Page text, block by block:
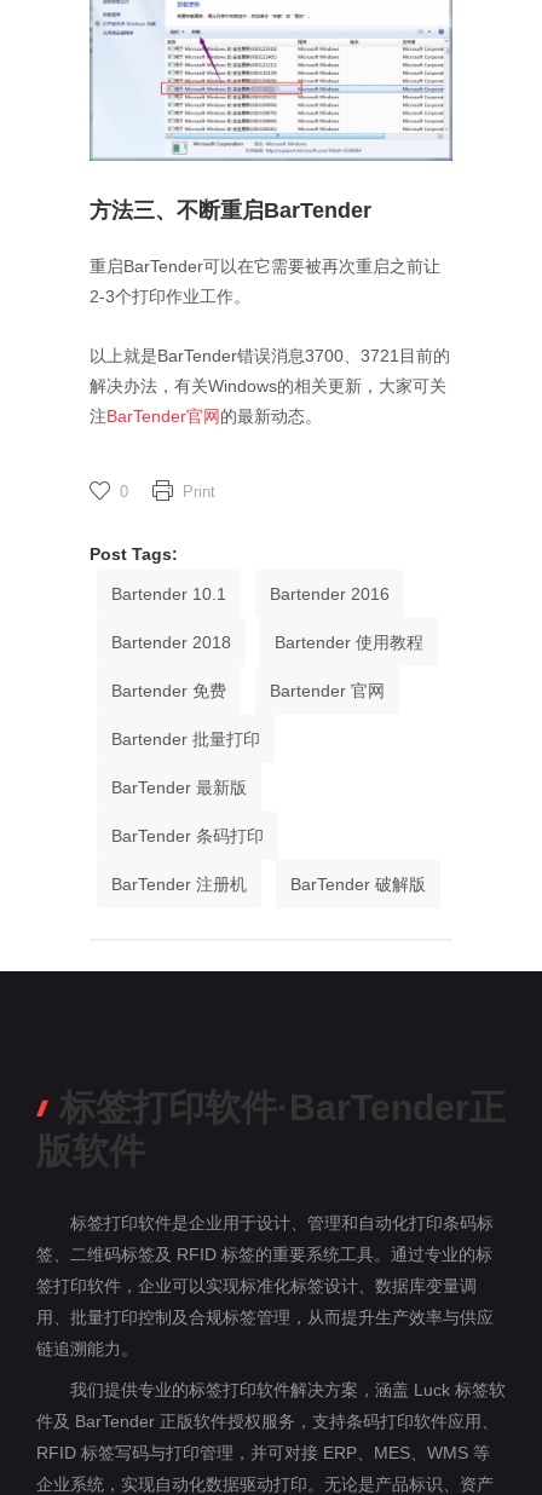
方法三、不断重启BarTender
重启BarTender可以在它需要被再次重启之前让
2-3个打印作业工作。
以上就是BarTender错误消息3700、3721目前的
解决办法，有关Windows的相关更新，大家可关
注BarTender官网的最新动态。
0 Print
Post Tags:
Bartender 10.1 Bartender 2016
Bartender 2018 Bartender 使用教程
Bartender 免费 Bartender 官网
Bartender 批量打印
BarTender 最新版
BarTender 条码打印
BarTender 注册机 BarTender 破解版
标签打印软件·BarTender正
版软件
标签打印软件是企业用于设计、管理和自动化打印条码标
签、二维码标签及 RFID 标签的重要系统工具。通过专业的标
签打印软件，企业可以实现标准化标签设计、数据库变量调
用、批量打印控制及合规标签管理，从而提升生产效率与供应
链追溯能力。
我们提供专业的标签打印软件解决方案，涵盖 Luck 标签软
件及 BarTender 正版软件授权服务，支持条码打印软件应用、
RFID 标签写码与打印管理，并可对接 ERP、MES、WMS 等
企业系统，实现自动化数据驱动打印。无论是产品标识、资产